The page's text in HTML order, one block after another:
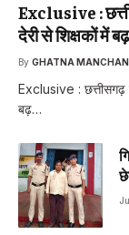
Exclusive :
देरी से शिक्षकों में
By GHATNA MANCHAN
Exclusive : छत्तीसगढ़ में
बढ़…